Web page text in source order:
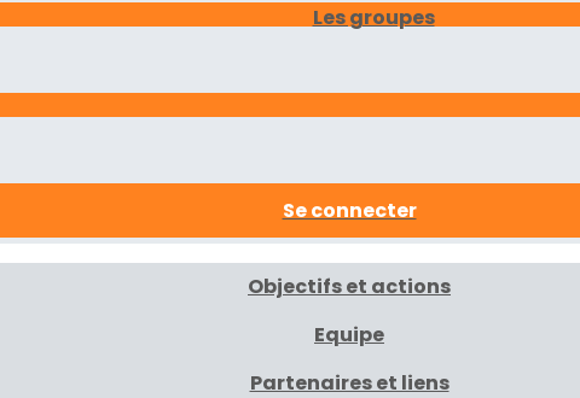
Les groupes
Se connecter
Objectifs et actions
Equipe
Partenaires et liens